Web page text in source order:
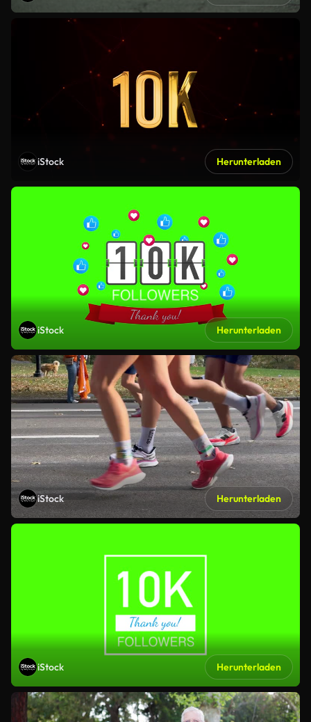
iStock Herunterladen
iStock Herunterladen
iStock Herunterladen
iStock Herunterladen